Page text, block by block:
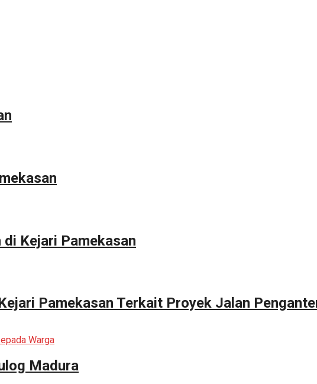
Kejari Pamekasan
Pamekasan Terkait Proyek Jalan
Madura